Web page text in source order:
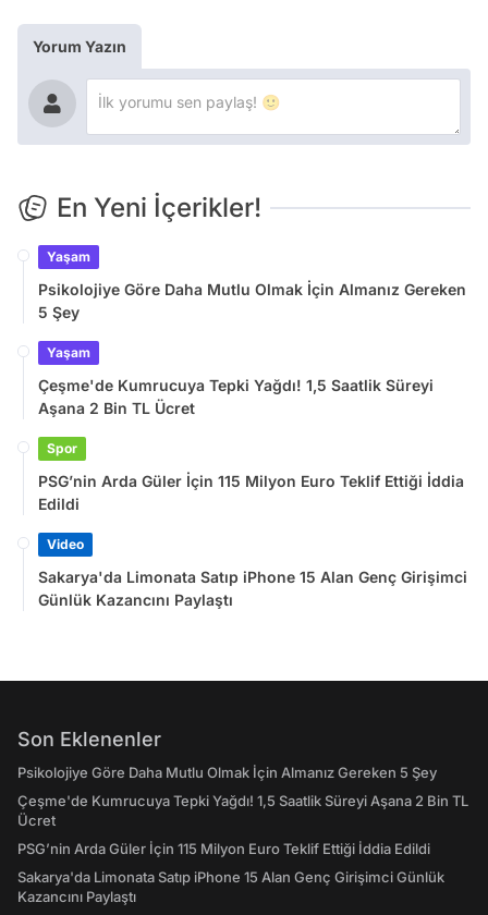
Yorum Yazın
En Yeni İçerikler!
Yaşam
Psikolojiye Göre Daha Mutlu Olmak İçin Almanız Gereken
5 Şey
Yaşam
Çeşme'de Kumrucuya Tepki Yağdı! 1,5 Saatlik Süreyi
Aşana 2 Bin TL Ücret
Spor
PSG’nin Arda Güler İçin 115 Milyon Euro Teklif Ettiği İddia
Edildi
Video
Sakarya'da Limonata Satıp iPhone 15 Alan Genç Girişimci
Günlük Kazancını Paylaştı
Son Eklenenler
Psikolojiye Göre Daha Mutlu Olmak İçin Almanız Gereken 5 Şey
Çeşme'de Kumrucuya Tepki Yağdı! 1,5 Saatlik Süreyi Aşana 2 Bin TL
Ücret
PSG’nin Arda Güler İçin 115 Milyon Euro Teklif Ettiği İddia Edildi
Sakarya'da Limonata Satıp iPhone 15 Alan Genç Girişimci Günlük
Kazancını Paylaştı